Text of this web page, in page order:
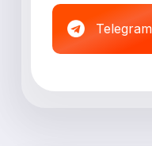
Telegram